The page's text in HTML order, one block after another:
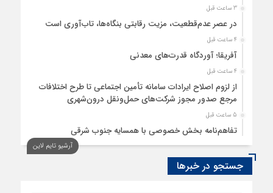
3 ساعت قبل
در عصر عدم‌قطعیت، مزیت رقابتی بنگاه‌ها، تاب‌آوری است
4 ساعت قبل
آفریقا؛ آوردگاه قدرت‌های معدنی
4 ساعت قبل
از لزوم اصلاح ایرادات سامانه تأمین اجتماعی تا طرح اختلافات
مرجع صدور مجوز شرکت‌های حمل‌ونقل درون‌شهری
5 ساعت قبل
تفاهم‌نامه بخش خصوصی با همسایه جنوب شرقی
6 ساعت قبل
سود اقتصاد‌ها از هوش مصنوعی
آرشیو تایم لاین
جستجو در خبرها